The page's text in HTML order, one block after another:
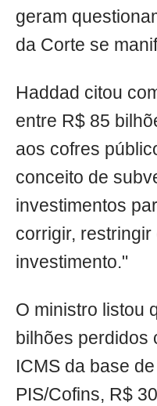
geram
da Corte se
Haddad citou
entre R$ 85
aos cofres
conceito de
investimentos
corrigir,
investimento."
O ministro listou
bilhões perdidos
ICMS da base
PIS/Cofins, R$